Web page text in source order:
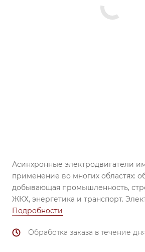
Асинхронные электродвигатели
применение во многих областях:
добывающая промышленность,
ЖКХ, энергетика и транспорт.
незаменимы при использовании в
смесителях, механизмах
Подробности
Обработка заказа в течение дня